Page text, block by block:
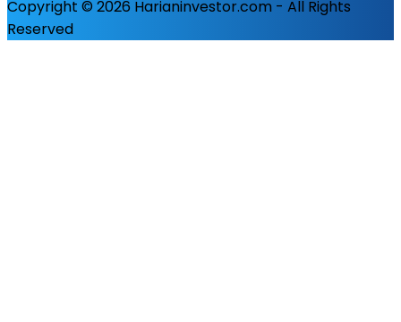
Copyright © 2026 Harianinvestor.com - All Rights
Reserved